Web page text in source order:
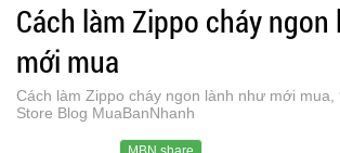
Cách làm Zippo cháy
mới mua
Cách làm Zippo cháy ngon lành như mới mua,
Store Blog MuaBanNhanh